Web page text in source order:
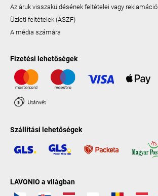
Az áruk visszaküldésének feltételei vagy reklamáció
Üzleti feltételek (ÁSZF)
A média számára
Fizetési lehetőségek
Szállítási lehetőségek
LAVONIO a világban